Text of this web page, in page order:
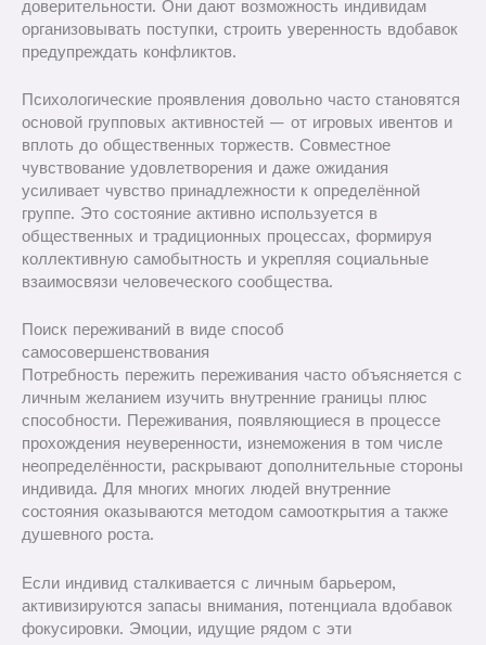
доверительности. Они дают возможность индивидам
организовывать поступки, строить уверенность вдобавок
предупреждать конфликтов.
Психологические проявления довольно часто становятся
основой групповых активностей — от игровых ивентов и
вплоть до общественных торжеств. Совместное
чувствование удовлетворения и даже ожидания
усиливает чувство принадлежности к определённой
группе. Это состояние активно используется в
общественных и традиционных процессах, формируя
коллективную самобытность и укрепляя социальные
взаимосвязи человеческого сообщества.
Поиск переживаний в виде способ
самосовершенствования
Потребность пережить переживания часто объясняется с
личным желанием изучить внутренние границы плюс
способности. Переживания, появляющиеся в процессе
прохождения неуверенности, изнеможения в том числе
неопределённости, раскрывают дополнительные стороны
индивида. Для многих многих людей внутренние
состояния оказываются методом самооткрытия а также
душевного роста.
Если индивид сталкивается с личным барьером,
активизируются запасы внимания, потенциала вдобавок
фокусировки. Эмоции, идущие рядом с эти